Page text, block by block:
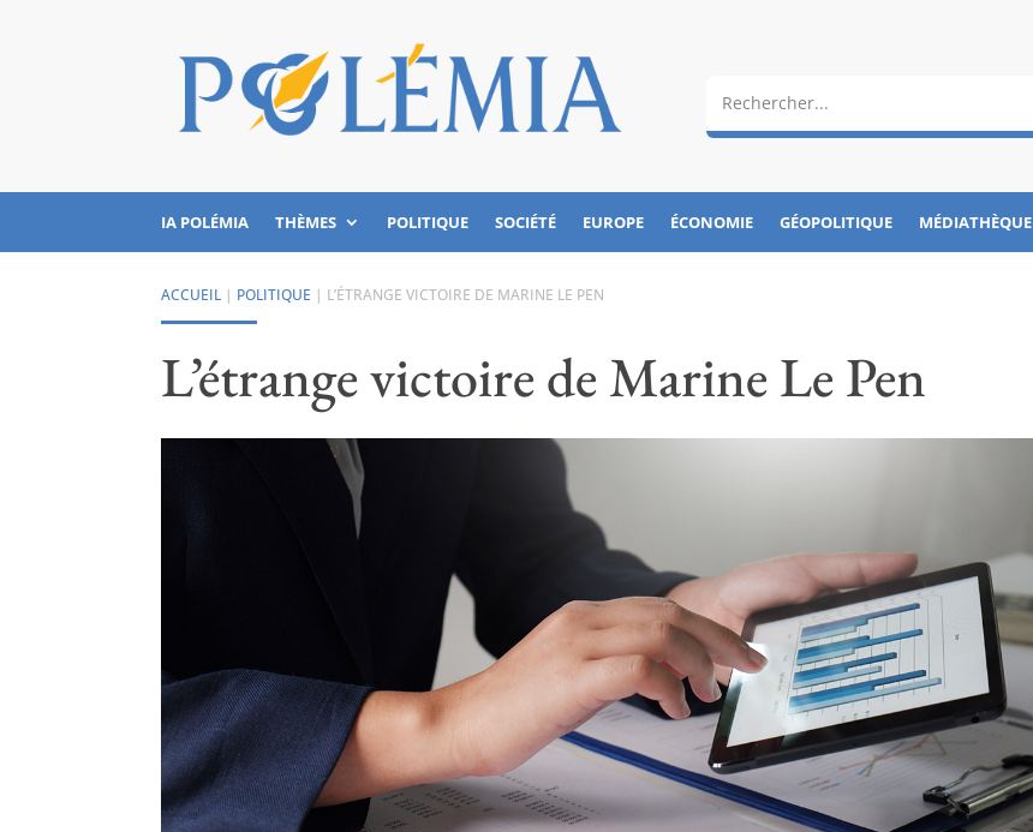
IA POLÉMIA THÈMES POLITIQUE SOCIÉTÉ EUROPE ÉCONOMIE GÉOPOLITIQUE MÉDIATHÈQUE
ACCUEIL | POLITIQUE | L’ÉTRANGE VICTOIRE DE MARINE LE PEN
L’étrange victoire de Marine Le Pen